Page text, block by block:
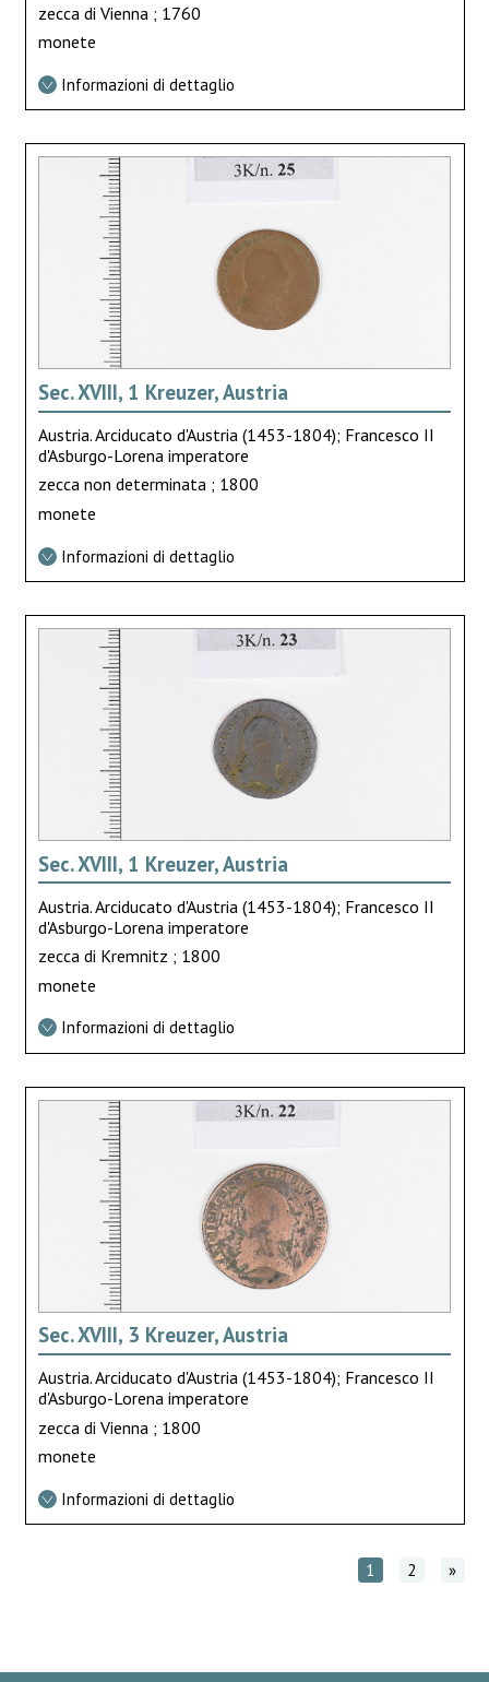
zecca di Vienna ; 1760
monete
Informazioni di dettaglio
Sec. XVIII, 1 Kreuzer, Austria
Austria. Arciducato d'Austria (1453-1804); Francesco II
d'Asburgo-Lorena imperatore
zecca non determinata ; 1800
monete
Informazioni di dettaglio
Sec. XVIII, 1 Kreuzer, Austria
Austria. Arciducato d'Austria (1453-1804); Francesco II
d'Asburgo-Lorena imperatore
zecca di Kremnitz ; 1800
monete
Informazioni di dettaglio
Sec. XVIII, 3 Kreuzer, Austria
Austria. Arciducato d'Austria (1453-1804); Francesco II
d'Asburgo-Lorena imperatore
zecca di Vienna ; 1800
monete
Informazioni di dettaglio
1 2 »